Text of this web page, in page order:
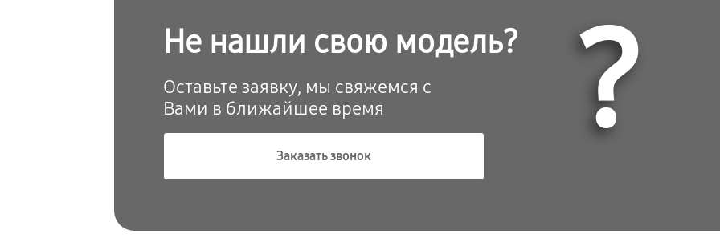
Не нашли свою модель?
Оставьте заявку, мы свяжемся с
Вами в ближайшее время
Заказать звонок ?